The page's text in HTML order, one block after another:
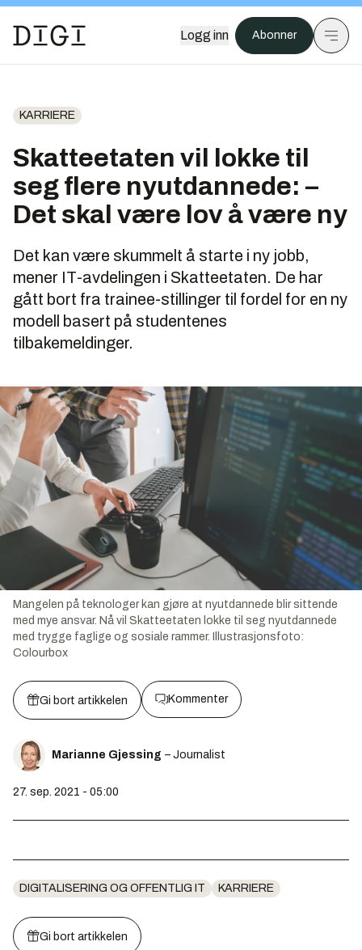
Logg inn Abonner
KARRIERE
Skatteetaten vil lokke til
seg flere nyutdannede: –
Det skal være lov å være ny
Det kan være skummelt å starte i ny jobb,
mener IT-avdelingen i Skatteetaten. De har
gått bort fra trainee-stillinger til fordel for en ny
modell basert på studentenes
tilbakemeldinger.
Mangelen på teknologer kan gjøre at nyutdannede blir sittende
med mye ansvar. Nå vil Skatteetaten lokke til seg nyutdannede
med trygge faglige og sosiale rammer.
Illustrasjonsfoto:
Colourbox
Gi bort artikkelen Kommenter
Marianne Gjessing – Journalist
27. sep. 2021 - 05:00
DIGITALISERING OG OFFENTLIG IT KARRIERE
Gi bort artikkelen